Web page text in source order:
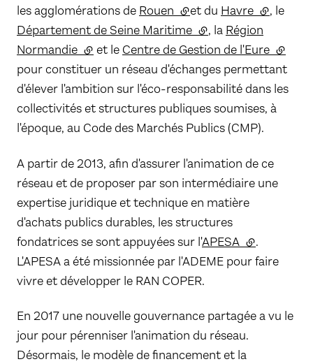
les agglomérations de Rouen (lien externe)
et du Havre (lien
, le
Département de Seine Maritime (lien externe)
, la Région
Normandie (lien externe)
et le Centre de Gestion de l'Eure (lien
pour constituer un réseau d'échanges permettant
d'élever l'ambition sur l'éco-responsabilité dans les
collectivités et structures publiques soumises, à
l'époque, au Code des Marchés Publics (CMP).
A partir de 2013, afin d'assurer l'animation de ce
réseau et de proposer par son intermédiaire une
expertise juridique et technique en matière
d'achats publics durables, les structures
fondatrices se sont appuyées sur l'APESA (lien externe)
.
L'APESA a été missionnée par l'ADEME pour faire
vivre et développer le RAN COPER.
En 2017 une nouvelle gouvernance partagée a vu le
jour pour pérenniser l'animation du réseau.
Désormais, le modèle de financement et la